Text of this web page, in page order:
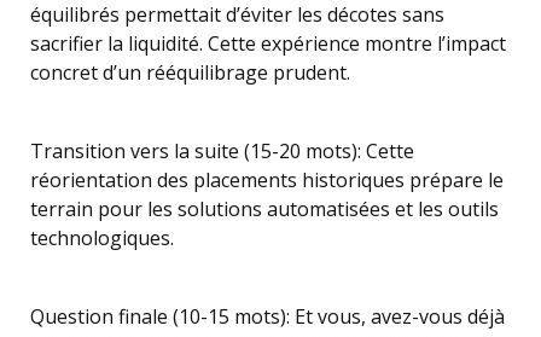
équilibrés permettait d’éviter les décotes sans
sacrifier la liquidité. Cette expérience montre l’impact
concret d’un rééquilibrage prudent.
Transition vers la suite (15-20 mots): Cette
réorientation des placements historiques prépare le
terrain pour les solutions automatisées et les outils
technologiques.
Question finale (10-15 mots): Et vous, avez-vous déjà